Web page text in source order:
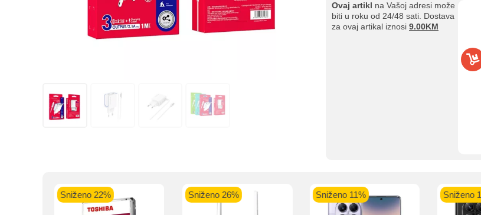
Ovaj artikl na Vašoj adresi može
biti u roku od 24/48 sati. Dostava
za ovaj artikal iznosi 9.00KM
Sniženo 22% Sniženo 26% Sniženo 11% Sniženo
Kupovina na rate
Kupovinu na rate možete obaviti ukoliko posjedujete jednu od
Pomoć pri kupovini
Bit će uračunati bankarski troškovi u iznosi od